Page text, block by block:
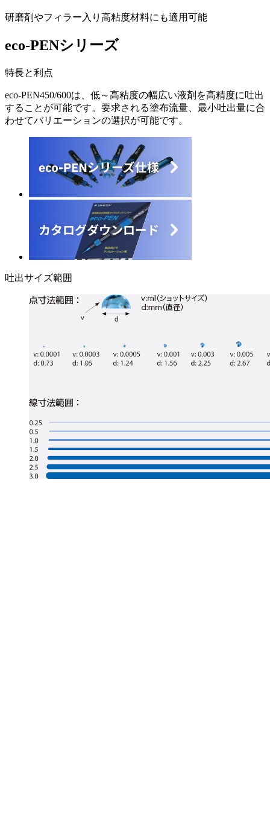
研磨剤やフィラー入り高粘度材料にも適用可能
eco-PENシリーズ
特長と利点
eco-PEN450/600は、低～高粘度の幅広い液剤を高精度に吐出
することが可能です。要求される塗布流量、最小吐出量に合
わせてバリエーションの選択が可能です。
吐出サイズ範囲